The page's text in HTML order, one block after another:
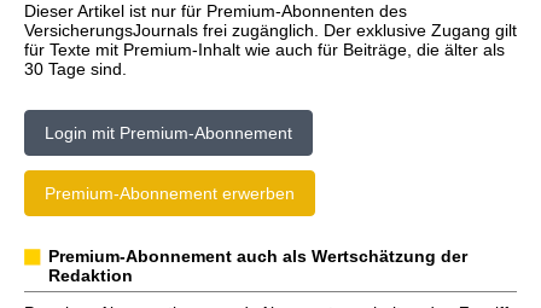
Dieser Artikel ist nur für Premium-Abonnenten des
VersicherungsJournals frei zugänglich. Der exklusive Zugang gilt
für Texte mit Premium-Inhalt wie auch für Beiträge, die älter als
30 Tage sind.
Login mit Premium-Abonnement
Premium-Abonnement erwerben
Premium-Abonnement auch als Wertschätzung der
Redaktion